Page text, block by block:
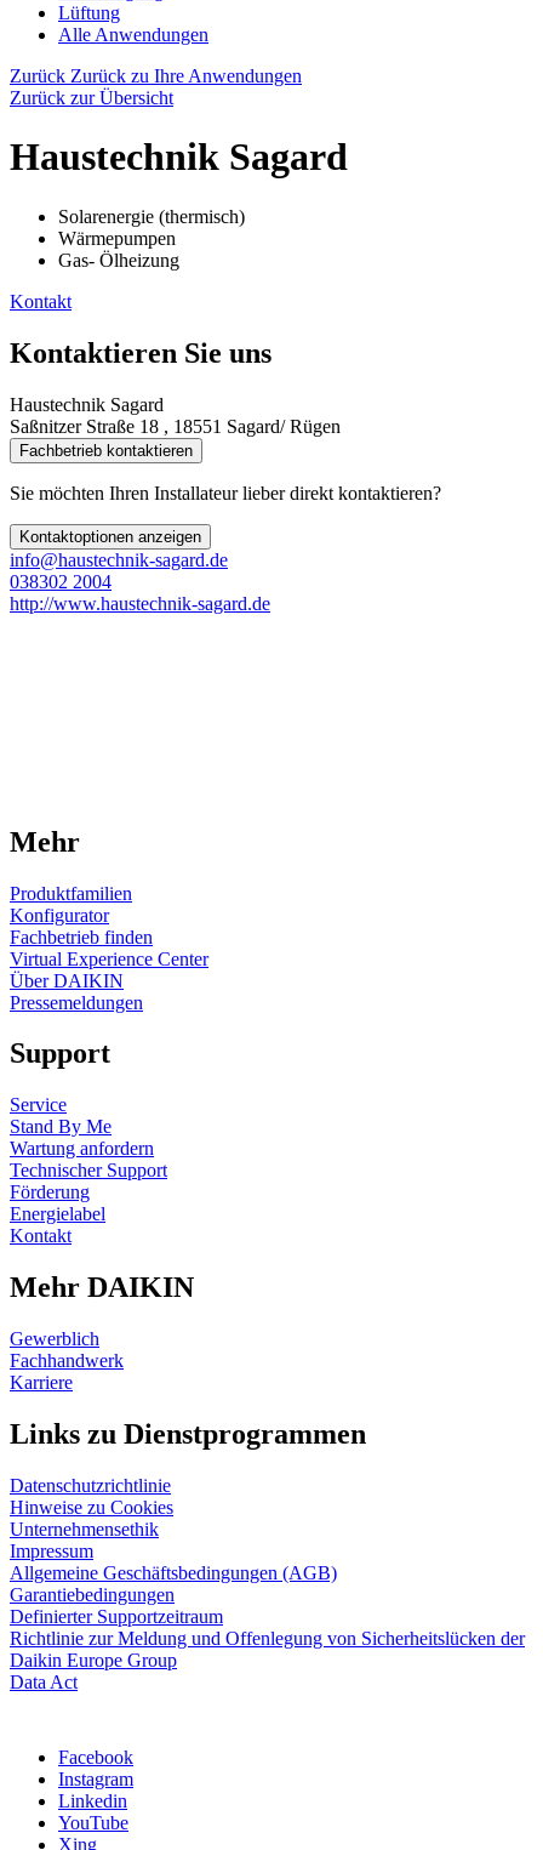
Lüftung
Alle Anwendungen
Zurück Zurück zu Ihre Anwendungen
Zurück zur Übersicht
Haustechnik Sagard
Solarenergie (thermisch)
Wärmepumpen
Gas- Ölheizung
Kontakt
Kontaktieren Sie uns
Haustechnik Sagard
Saßnitzer Straße 18 , 18551 Sagard/ Rügen
Fachbetrieb kontaktieren
Sie möchten Ihren Installateur lieber direkt kontaktieren?
Kontaktoptionen anzeigen
info@haustechnik-sagard.de
038302 2004
http://www.haustechnik-sagard.de
Mehr
Produktfamilien
Konfigurator
Fachbetrieb finden
Virtual Experience Center
Über DAIKIN
Pressemeldungen
Support
Service
Stand By Me
Wartung anfordern
Technischer Support
Förderung
Energielabel
Kontakt
Mehr DAIKIN
Gewerblich
Fachhandwerk
Karriere
Links zu Dienstprogrammen
Datenschutzrichtlinie
Hinweise zu Cookies
Unternehmensethik
Impressum
Allgemeine Geschäftsbedingungen (AGB)
Garantiebedingungen
Definierter Supportzeitraum
Richtlinie zur Meldung und Offenlegung von Sicherheitslücken der
Daikin Europe Group
Data Act
Facebook
Instagram
Linkedin
YouTube
Xing